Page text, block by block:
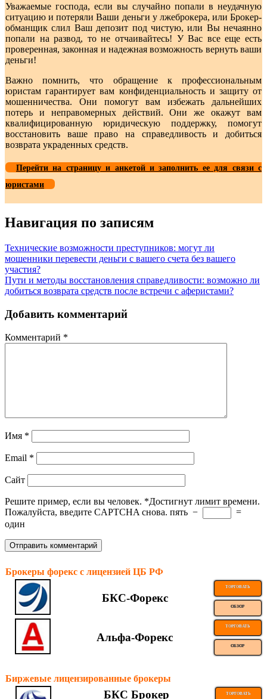
Уважаемые господа, если вы случайно попали в неудачную
ситуацию и потеряли Ваши деньги у лжеброкера, или Брокер-
обманщик слил Ваш депозит под чистую, или Вы нечаянно
попали на развод, то не отчаивайтесь! У Вас все еще есть
проверенная, законная и надежная возможность вернуть ваши
деньги!
Важно помнить, что обращение к профессиональным
юристам гарантирует вам конфиденциальность и защиту от
мошенничества. Они помогут вам избежать дальнейших
потерь и неправомерных действий. Они же окажут вам
квалифицированную юридическую поддержку, помогут
восстановить ваше право на справедливость и добиться
возврата украденных средств.
Перейти на страницу и анкетой и заполнить ее для связи с
юристами
Навигация по записям
Технические возможности преступников: могут ли
мошенники перевести деньги с вашего счета без вашего
участия?
Пути и методы восстановления справедливости: возможно ли
добиться возврата средств после встречи с аферистами?
Добавить комментарий
Комментарий *
Имя *
Email *
Сайт
Решите пример, если вы человек. *Достигнут лимит времени.
Пожалуйста, введите CAPTCHA снова. пять −
=
один
Брокеры форекс с лицензией ЦБ РФ
БКС-Форекс
ТОРГОВАТЬ
ОБЗОР
Альфа-Форекс
ТОРГОВАТЬ
ОБЗОР
Биржевые лицензированные брокеры
БКС Брокер ТОРГОВАТЬ